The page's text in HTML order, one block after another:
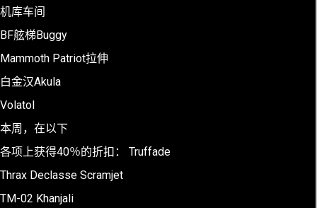
机库车间
BF舷梯Buggy
Mammoth Patriot拉伸
白金汉Akula
Volatol
本周，在以下
各项上获得40％的折扣： Truffade
Thrax Declasse Scramjet
TM-02 Khanjali